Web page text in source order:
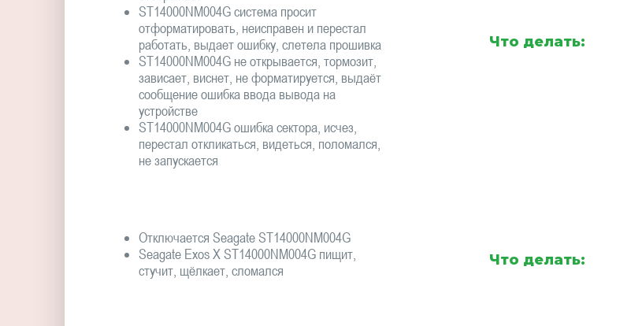
ST14000NM004G система просит
отформатировать, неисправен и перестал
работать, выдает ошибку, слетела прошивка
ST14000NM004G не открывается, тормозит,
зависает, виснет, не форматируется, выдаёт
сообщение ошибка ввода вывода на
устройстве
ST14000NM004G ошибка сектора, исчез,
перестал откликаться, видеться, поломался,
не запускается
Что делать:
Отключается Seagate ST14000NM004G
Seagate Exos X ST14000NM004G пищит,
стучит, щёлкает, сломался
Что делать: